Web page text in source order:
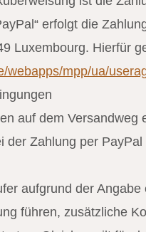
erfolgt die
Luxembourg. Hierfür
webapps/mpp/ua/
auf dem
der Zahlung per
aufgrund der
führen, zusätzliche